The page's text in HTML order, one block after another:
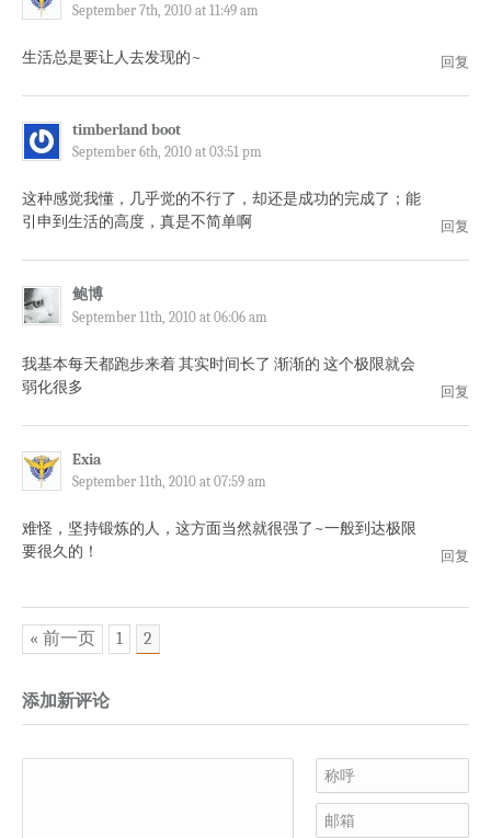
September 7th, 2010 at 11:49 am
生活总是要让人去发现的~ 回复
timberland boot
September 6th, 2010 at 03:51 pm
这种感觉我懂，几乎觉的不行了，却还是成功的完成了；能
引申到生活的高度，真是不简单啊
回复
鲍博
September 11th, 2010 at 06:06 am
我基本每天都跑步来着 其实时间长了 渐渐的 这个极限就会
弱化很多
回复
Exia
September 11th, 2010 at 07:59 am
难怪，坚持锻炼的人，这方面当然就很强了~一般到达极限
要很久的！
回复
« 前一页 1 2
添加新评论
称呼
邮箱